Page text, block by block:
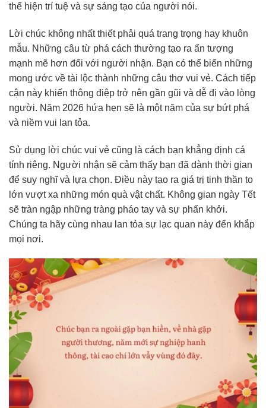
thể hiện trí tuệ và sự sáng tạo của người nói.
Lời chúc không nhất thiết phải quá trang trọng hay khuôn
mẫu. Những câu từ phá cách thường tạo ra ấn tượng
mạnh mẽ hơn đối với người nhận. Bạn có thể biến những
mong ước về tài lộc thành những câu thơ vui vẻ. Cách tiếp
cận này khiến thông điệp trở nên gần gũi và dễ đi vào lòng
người. Năm 2026 hứa hẹn sẽ là một năm của sự bứt phá
và niềm vui lan tỏa.
Sử dụng lời chúc vui vẻ cũng là cách bạn khẳng định cá
tính riêng. Người nhận sẽ cảm thấy bạn đã dành thời gian
để suy nghĩ và lựa chọn. Điều này tạo ra giá trị tinh thần to
lớn vượt xa những món quà vật chất. Không gian ngày Tết
sẽ tràn ngập những tràng pháo tay và sự phấn khởi.
Chúng ta hãy cùng nhau lan tỏa sự lạc quan này đến khắp
mọi nơi.